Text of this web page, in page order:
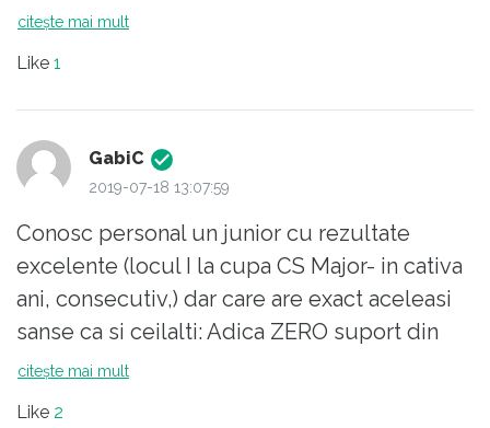
noi si cum e la altii.
citește mai mult
Like 1
GabiC
2019-07-18 13:07:59
Conosc personal un junior cu rezultate
excelente (locul I la cupa CS Major- in cativa
ani, consecutiv,) dar care are exact aceleasi
sanse ca si ceilalti: Adica ZERO suport din
partea statului; Stand de vorba cu tatal sau,
citește mai mult
Like 2